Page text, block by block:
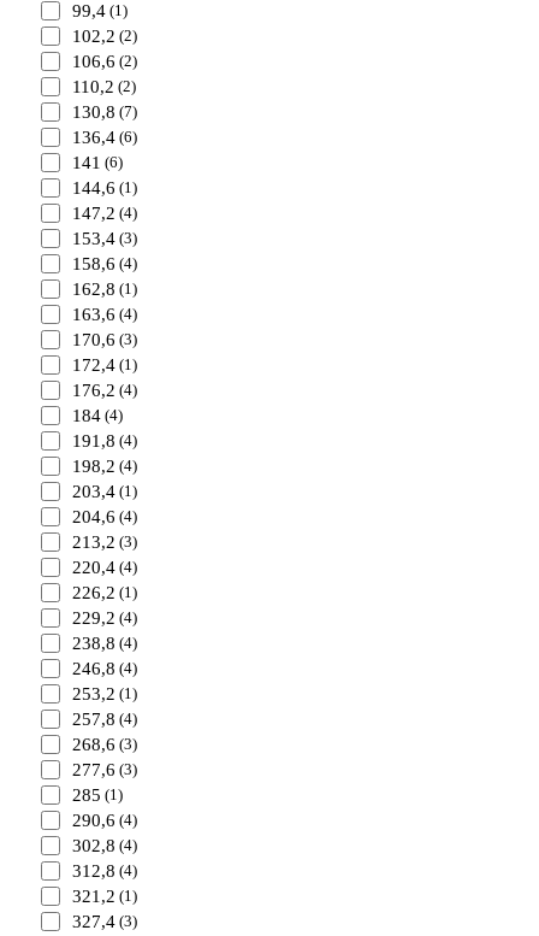
99,4 (1)
102,2 (2)
106,6 (2)
110,2 (2)
130,8 (7)
136,4 (6)
141 (6)
144,6 (1)
147,2 (4)
153,4 (3)
158,6 (4)
162,8 (1)
163,6 (4)
170,6 (3)
172,4 (1)
176,2 (4)
184 (4)
191,8 (4)
198,2 (4)
203,4 (1)
204,6 (4)
213,2 (3)
220,4 (4)
226,2 (1)
229,2 (4)
238,8 (4)
246,8 (4)
253,2 (1)
257,8 (4)
268,6 (3)
277,6 (3)
285 (1)
290,6 (4)
302,8 (4)
312,8 (4)
321,2 (1)
327,4 (3)